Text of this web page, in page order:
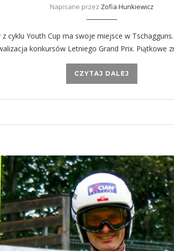
Napisane przez Zofia Hunkiewicz
cyklu Youth Cup ma swoje miejsce w
konkursów Letniego Grand Prix. Piątkowe
CZYTAJ DALEJ